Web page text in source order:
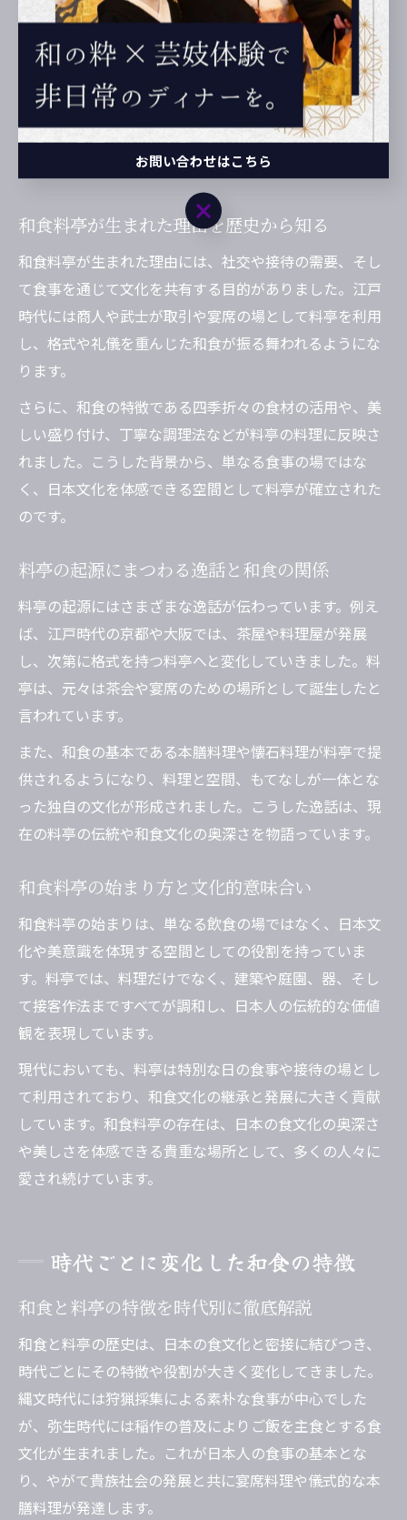
亭文化を確立しました。
また、茶の湯や懐石料理の流行も料亭の発展に寄与して
います。茶会の席で振る舞われる懐石料理は、旬の食材
を活かし、見た目や味のバランスを重視したものです。
こうした和食文化の流れが、料亭の料理やおもてなしの
基礎を形成しています。
和食料亭が生まれた理由を歴史から知る
和食料亭が生まれた理由には、社交や接待の需要、そし
て食事を通じて文化を共有する目的がありました。江戸
時代には商人や武士が取引や宴席の場として料亭を利用
し、格式や礼儀を重んじた和食が振る舞われるようにな
ります。
さらに、和食の特徴である四季折々の食材の活用や、美
しい盛り付け、丁寧な調理法などが料亭の料理に反映さ
れました。こうした背景から、単なる食事の場ではな
く、日本文化を体感できる空間として料亭が確立された
のです。
料亭の起源にまつわる逸話と和食の関係
料亭の起源にはさまざまな逸話が伝わっています。例え
ば、江戸時代の京都や大阪では、茶屋や料理屋が発展
し、次第に格式を持つ料亭へと変化していきました。料
亭は、元々は茶会や宴席のための場所として誕生したと
言われています。
また、和食の基本である本膳料理や懐石料理が料亭で提
供されるようになり、料理と空間、もてなしが一体とな
った独自の文化が形成されました。こうした逸話は、現
在の料亭の伝統や和食文化の奥深さを物語っています。
和食料亭の始まり方と文化的意味合い
和食料亭の始まりは、単なる飲食の場ではなく、日本文
化や美意識を体現する空間としての役割を持っていま
す。料亭では、料理だけでなく、建築や庭園、器、そし
て接客作法まですべてが調和し、日本人の伝統的な価値
観を表現しています。
現代においても、料亭は特別な日の食事や接待の場とし
て利用されており、和食文化の継承と発展に大きく貢献
しています。和食料亭の存在は、日本の食文化の奥深さ
や美しさを体感できる貴重な場所として、多くの人々に
愛され続けています。
時代ごとに変化した和食の特徴
和食と料亭の特徴を時代別に徹底解説
和食と料亭の歴史は、日本の食文化と密接に結びつき、
時代ごとにその特徴や役割が大きく変化してきました。
縄文時代には狩猟採集による素朴な食事が中心でした
が、弥生時代には稲作の普及によりご飯を主食とする食
文化が生まれました。これが日本人の食事の基本とな
り、やがて貴族社会の発展と共に宴席料理や儀式的な本
膳料理が発達します。
お問い合わせはこちら
お問い合わせはこちら